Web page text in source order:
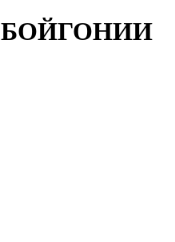
БОЙГОНИИ